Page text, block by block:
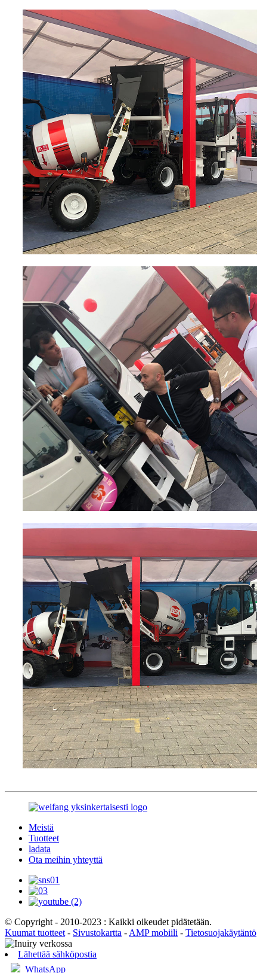
Meistä
Tuotteet
ladata
Ota meihin yhteyttä
© Copyright - 2010-2023 : Kaikki oikeudet pidätetään.
Kuumat tuotteet - Sivustokartta - AMP mobiili - Tietosuojakäytäntö
Lähettää sähköpostia
WhatsApp